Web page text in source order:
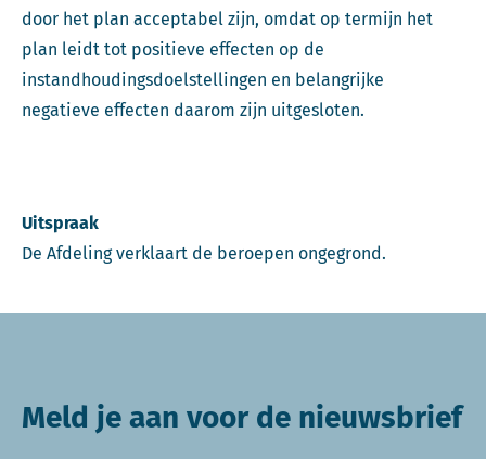
door het plan acceptabel zijn, omdat op termijn het
plan leidt tot positieve effecten op de
instandhoudingsdoelstellingen en belangrijke
negatieve effecten daarom zijn uitgesloten.
Uitspraak
De Afdeling verklaart de beroepen ongegrond.
Meld je aan voor de nieuwsbrief